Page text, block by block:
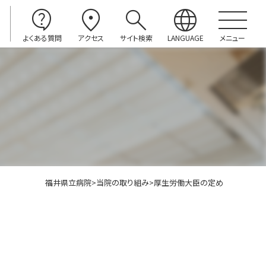
contact_support
よくある質問
location_on
アクセス
search
サイト検索
language
LANGUAGE メニュー
福井県立病院>当院の取り組み>厚生労働大臣の定め